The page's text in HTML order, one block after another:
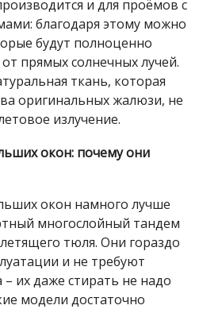
и для проёмов с
благодаря этому можно
будут полноценно
прямых солнечных лучей.
ткань, которая
оригинальных жалюзи, не
излучение.
окон: почему они
окон намного лучше
многослойный тандем
тюля. Они гораздо
и не требуют
их даже стирать не надо
модели достаточно